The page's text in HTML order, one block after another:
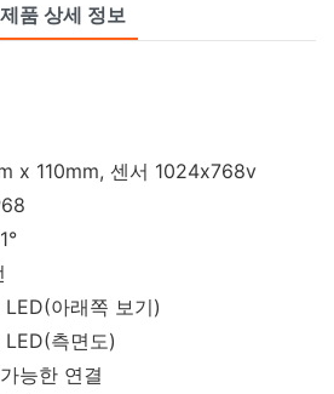
제품 상세 정보
x 110mm, 센서 1024x768v
아래쪽 보기)
측면도)
능한 연결